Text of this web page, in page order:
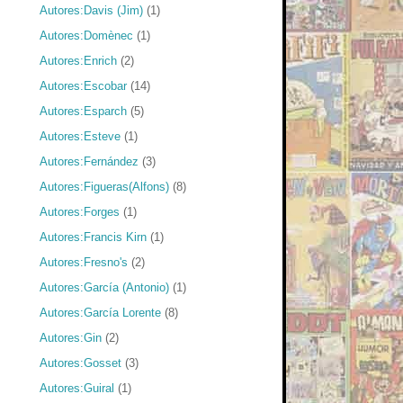
Autores:Davis (Jim) (1)
Autores:Domènec (1)
Autores:Enrich (2)
Autores:Escobar (14)
Autores:Esparch (5)
Autores:Esteve (1)
Autores:Fernández (3)
Autores:Figueras(Alfons) (8)
Autores:Forges (1)
Autores:Francis Kirn (1)
Autores:Fresno's (2)
Autores:García (Antonio) (1)
Autores:García Lorente (8)
Autores:Gin (2)
Autores:Gosset (3)
Autores:Guiral (1)